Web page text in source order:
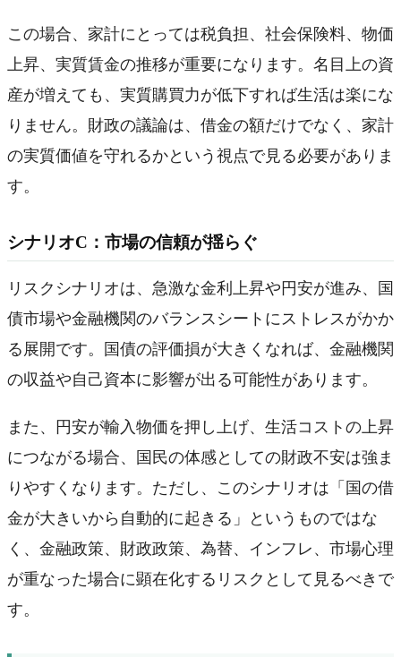
この場合、家計にとっては税負担、社会保険料、物価
上昇、実質賃金の推移が重要になります。名目上の資
産が増えても、実質購買力が低下すれば生活は楽にな
りません。財政の議論は、借金の額だけでなく、家計
の実質価値を守れるかという視点で見る必要がありま
す。
シナリオC：市場の信頼が揺らぐ
リスクシナリオは、急激な金利上昇や円安が進み、国
債市場や金融機関のバランスシートにストレスがかか
る展開です。国債の評価損が大きくなれば、金融機関
の収益や自己資本に影響が出る可能性があります。
また、円安が輸入物価を押し上げ、生活コストの上昇
につながる場合、国民の体感としての財政不安は強ま
りやすくなります。ただし、このシナリオは「国の借
金が大きいから自動的に起きる」というものではな
く、金融政策、財政政策、為替、インフレ、市場心理
が重なった場合に顕在化するリスクとして見るべきで
す。